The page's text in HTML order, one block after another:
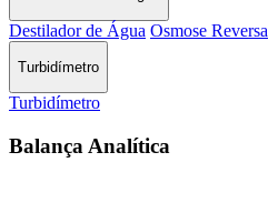
Destilador de Água Osmose Reversa
Turbidímetro
Turbidímetro
Balança Analítica